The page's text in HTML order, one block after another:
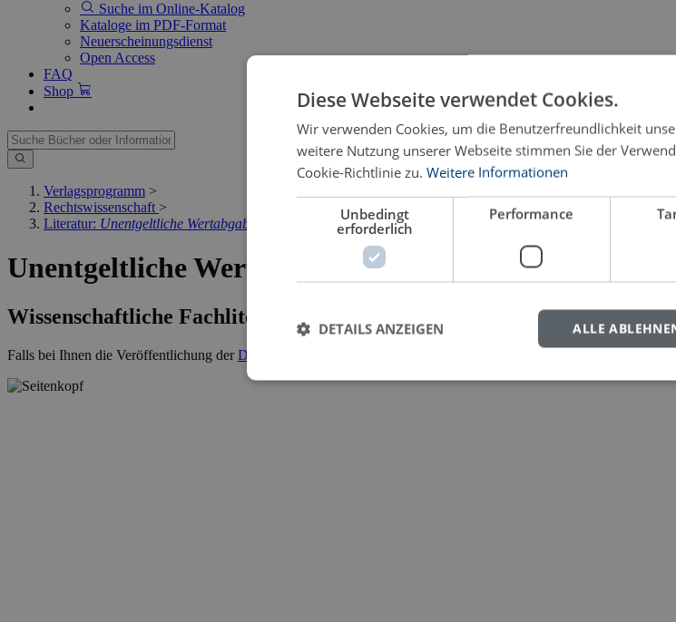
Suche im Online-Katalog
Kataloge im PDF-Format
Neuerscheinungsdienst
Open Access
FAQ
Shop
Verlagsprogramm >
Rechtswissenschaft >
Literatur: Unentgeltliche Wertabgaben
Unentgeltliche Wertabgaben
Wissenschaftliche Fachliteratur
Falls bei Ihnen die Veröffentlichung derDissertation
Diese Webseite verwendet Cookies.
Wir verwenden Cookies, um die Benutzerfreundlichkeit
weitere Nutzung unserer Webseite stimmen Sie der
Cookie-Richtlinie zu. Weitere Informationen
Unbedingt
erforderlich
Performance
ALLE
DETAILS ANZEIGEN